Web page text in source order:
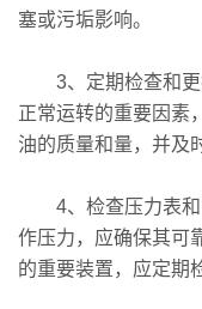
塞或污垢影响。
3、定期检查和更
正常运转的重要因素
油的质量和量，并及
4、检查压力表和
作压力，应确保其可
的重要装置，应定期